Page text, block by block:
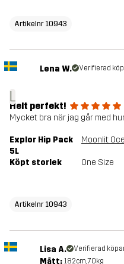
Artikelnr 10943
L
Lena W. Verifierad
Helt perfekt!
Mycket bra när jag går med
Explor Hip Pack
5L
Moonlit
Köpt storlek One Size
Artikelnr 10943
Lisa A. Verifierad
Mått: 182cm, 70kg